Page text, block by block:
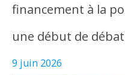
financement à la
une début de
9 juin 2026